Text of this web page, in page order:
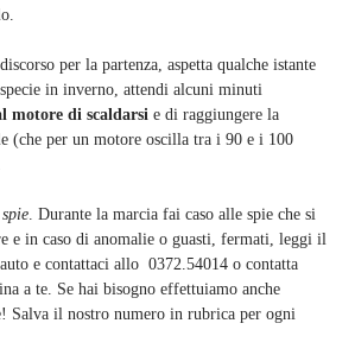
per la partenza, aspetta qualche istante
in inverno, attendi alcuni minuti
motore di scaldarsie di raggiungere la
(che per un motore oscilla tra i 90 e i 100
. Durante la marcia fai caso alle spie che si
e in caso di anomalie o guasti, fermati, leggi il
e contattaci allo 0372.54014 o contatta
a te. Se hai bisogno effettuiamo anche
Salva il nostro numero in rubrica per ogni